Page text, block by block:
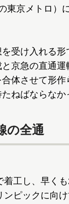
東京メトロ）
受け入れる形
京急の直通運
体させて形
ねばならなか
の全通
工し、早く
ピックに向